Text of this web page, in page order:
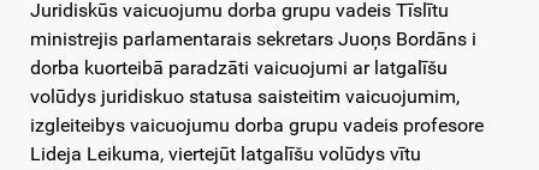
Juridiskūs vaicuojumu dorba grupu vadeis Tīslītu
ministrejis parlamentarais sekretars Juoņs Bordāns i
dorba kuorteibā paradzāti vaicuojumi ar latgalīšu
volūdys juridiskuo statusa saisteitim vaicuojumim,
izgleiteibys vaicuojumu dorba grupu vadeis profesore
Lideja Leikuma, viertejūt latgalīšu volūdys vītu